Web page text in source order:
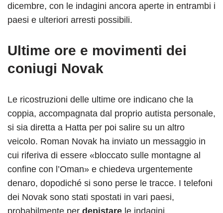
dicembre, con le indagini ancora aperte in entrambi i
paesi e ulteriori arresti possibili.
Ultime ore e movimenti dei
coniugi Novak
Le ricostruzioni delle ultime ore indicano che la
coppia, accompagnata dal proprio autista personale,
si sia diretta a Hatta per poi salire su un altro
veicolo. Roman Novak ha inviato un messaggio in
cui riferiva di essere «bloccato sulle montagne al
confine con l’Oman» e chiedeva urgentemente
denaro, dopodiché si sono perse le tracce. I telefoni
dei Novak sono stati spostati in vari paesi,
probabilmente per depistare le indagini.